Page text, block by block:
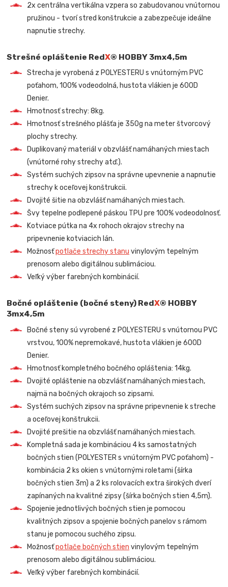
2x centrálna vertikálna vzpera so zabudovanou vnútornou
pružinou - tvorí stred konštrukcie a zabezpečuje ideálne
napnutie strechy.
Strešné opláštenie RedX® HOBBY 3mx4,5m
Strecha je vyrobená z POLYESTERU s vnútorným PVC
poťahom, 100% vodeodolná, hustota vlákien je 600D
Denier.
Hmotnosť strechy: 8kg.
Hmotnosť strešného plášťa je 350g na meter štvorcový
plochy strechy.
Duplikovaný materiál v obzvlášť namáhaných miestach
(vnútorné rohy strechy atď.).
Systém suchých zipsov na správne upevnenie a napnutie
strechy k oceľovej konštrukcii.
Dvojité šitie na obzvlášť namáhaných miestach.
Švy tepelne podlepené páskou TPU pre 100% vodeodolnosť.
Kotviace pútka na 4x rohoch okrajov strechy na
pripevnenie kotviacich lán.
Možnosťpotlače strechy stanu vinylovým tepelným
prenosom alebo digitálnou sublimáciou.
Veľký výber farebných kombinácií.
Bočné opláštenie (bočné steny) RedX® HOBBY
3mx4,5m
Bočné steny sú vyrobené z POLYESTERU s vnútornou PVC
vrstvou, 100% nepremokavé, hustota vlákien je 600D
Denier.
Hmotnosť kompletného bočného opláštenia: 14kg.
Dvojité opláštenie na obzvlášť namáhaných miestach,
najmä na bočných okrajoch so zipsami.
Systém suchých zipsov na správne pripevnenie k streche
a oceľovej konštrukcii.
Dvojité prešitie na obzvlášť namáhaných miestach.
Kompletná sada je kombináciou 4 ks samostatných
bočných stien (POLYESTER s vnútorným PVC poťahom) -
kombinácia 2 ks okien s vnútornými roletami(šírka
bočných stien 3m) a 2 ks rolovacích extra širokých dverí
zapínaných na kvalitné zipsy(šírka bočných stien 4,5m).
Spojenie jednotlivých bočných stien je pomocou
kvalitných zipsov a spojenie bočných panelov s rámom
stanu je pomocou suchého zipsu.
Možnosťpotlače bočných stien vinylovým tepelným
prenosom alebo digitálnou sublimáciou.
Veľký výber farebných kombinácií.